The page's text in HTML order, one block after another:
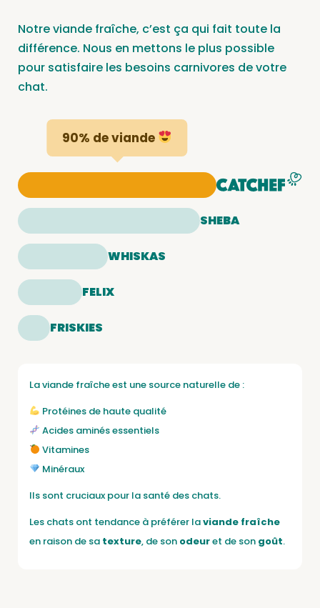
Notre viande fraîche, c’est ça qui fait toute la
différence. Nous en mettons le plus possible
pour satisfaire les besoins carnivores de votre
chat.
90% de viande
SHEBA
WHISKAS
FELIX
FRISKIES
La viande fraîche est une source naturelle de :
Protéines de haute qualité
Acides aminés essentiels
Vitamines
Minéraux
Ils sont cruciaux pour la santé des chats.
Les chats ont tendance à préférer laviande fraîche
en raison de sa texture, de son odeuret de son goût.